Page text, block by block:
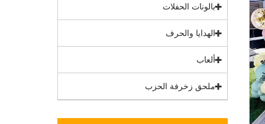
بالونات الحفلات
الهدايا والحرف
ألعاب
ملحق زخرفة الحزب